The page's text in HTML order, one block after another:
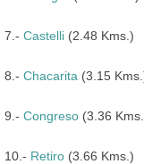
7.- Castelli (2.48 Kms.)
8.- Chacarita (3.15
9.- Congreso (3.36
10.- Retiro (3.66 Kms.)